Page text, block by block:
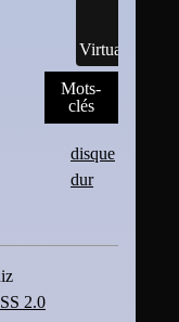
Virtualisation
Mots-
clés
disque
dur
2.0